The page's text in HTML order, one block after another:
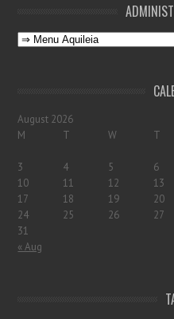
August 2026
M
T W T
« Aug
3
4 5 6
10
11 12 13
17
18 19 20
24
25 26 27
31